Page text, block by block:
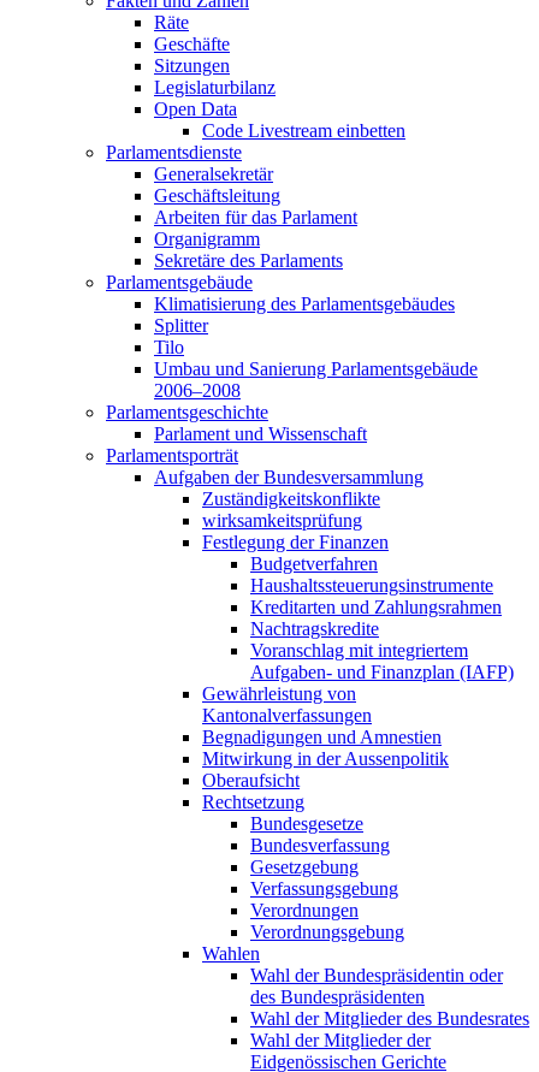
Räte
Geschäfte
Sitzungen
Legislaturbilanz
Open Data
Code Livestream einbetten
Parlamentsdienste
Generalsekretär
Geschäftsleitung
Arbeiten für das Parlament
Organigramm
Sekretäre des Parlaments
Parlamentsgebäude
Klimatisierung des Parlamentsgebäudes
Splitter
Tilo
Umbau und Sanierung Parlamentsgebäude
2006–2008
Parlamentsgeschichte
Parlament und Wissenschaft
Parlamentsporträt
Aufgaben der Bundesversammlung
Zuständigkeitskonflikte
wirksamkeitsprüfung
Festlegung der Finanzen
Budgetverfahren
Haushaltssteuerungsinstrumente
Kreditarten und Zahlungsrahmen
Nachtragskredite
Voranschlag mit integriertem
Aufgaben- und Finanzplan (IAFP)
Gewährleistung von
Kantonalverfassungen
Begnadigungen und Amnestien
Mitwirkung in der Aussenpolitik
Oberaufsicht
Rechtsetzung
Bundesgesetze
Bundesverfassung
Gesetzgebung
Verfassungsgebung
Verordnungen
Verordnungsgebung
Wahlen
Wahl der Bundespräsidentin oder
des Bundespräsidenten
Wahl der Mitglieder des Bundesrates
Wahl der Mitglieder der
Eidgenössischen Gerichte